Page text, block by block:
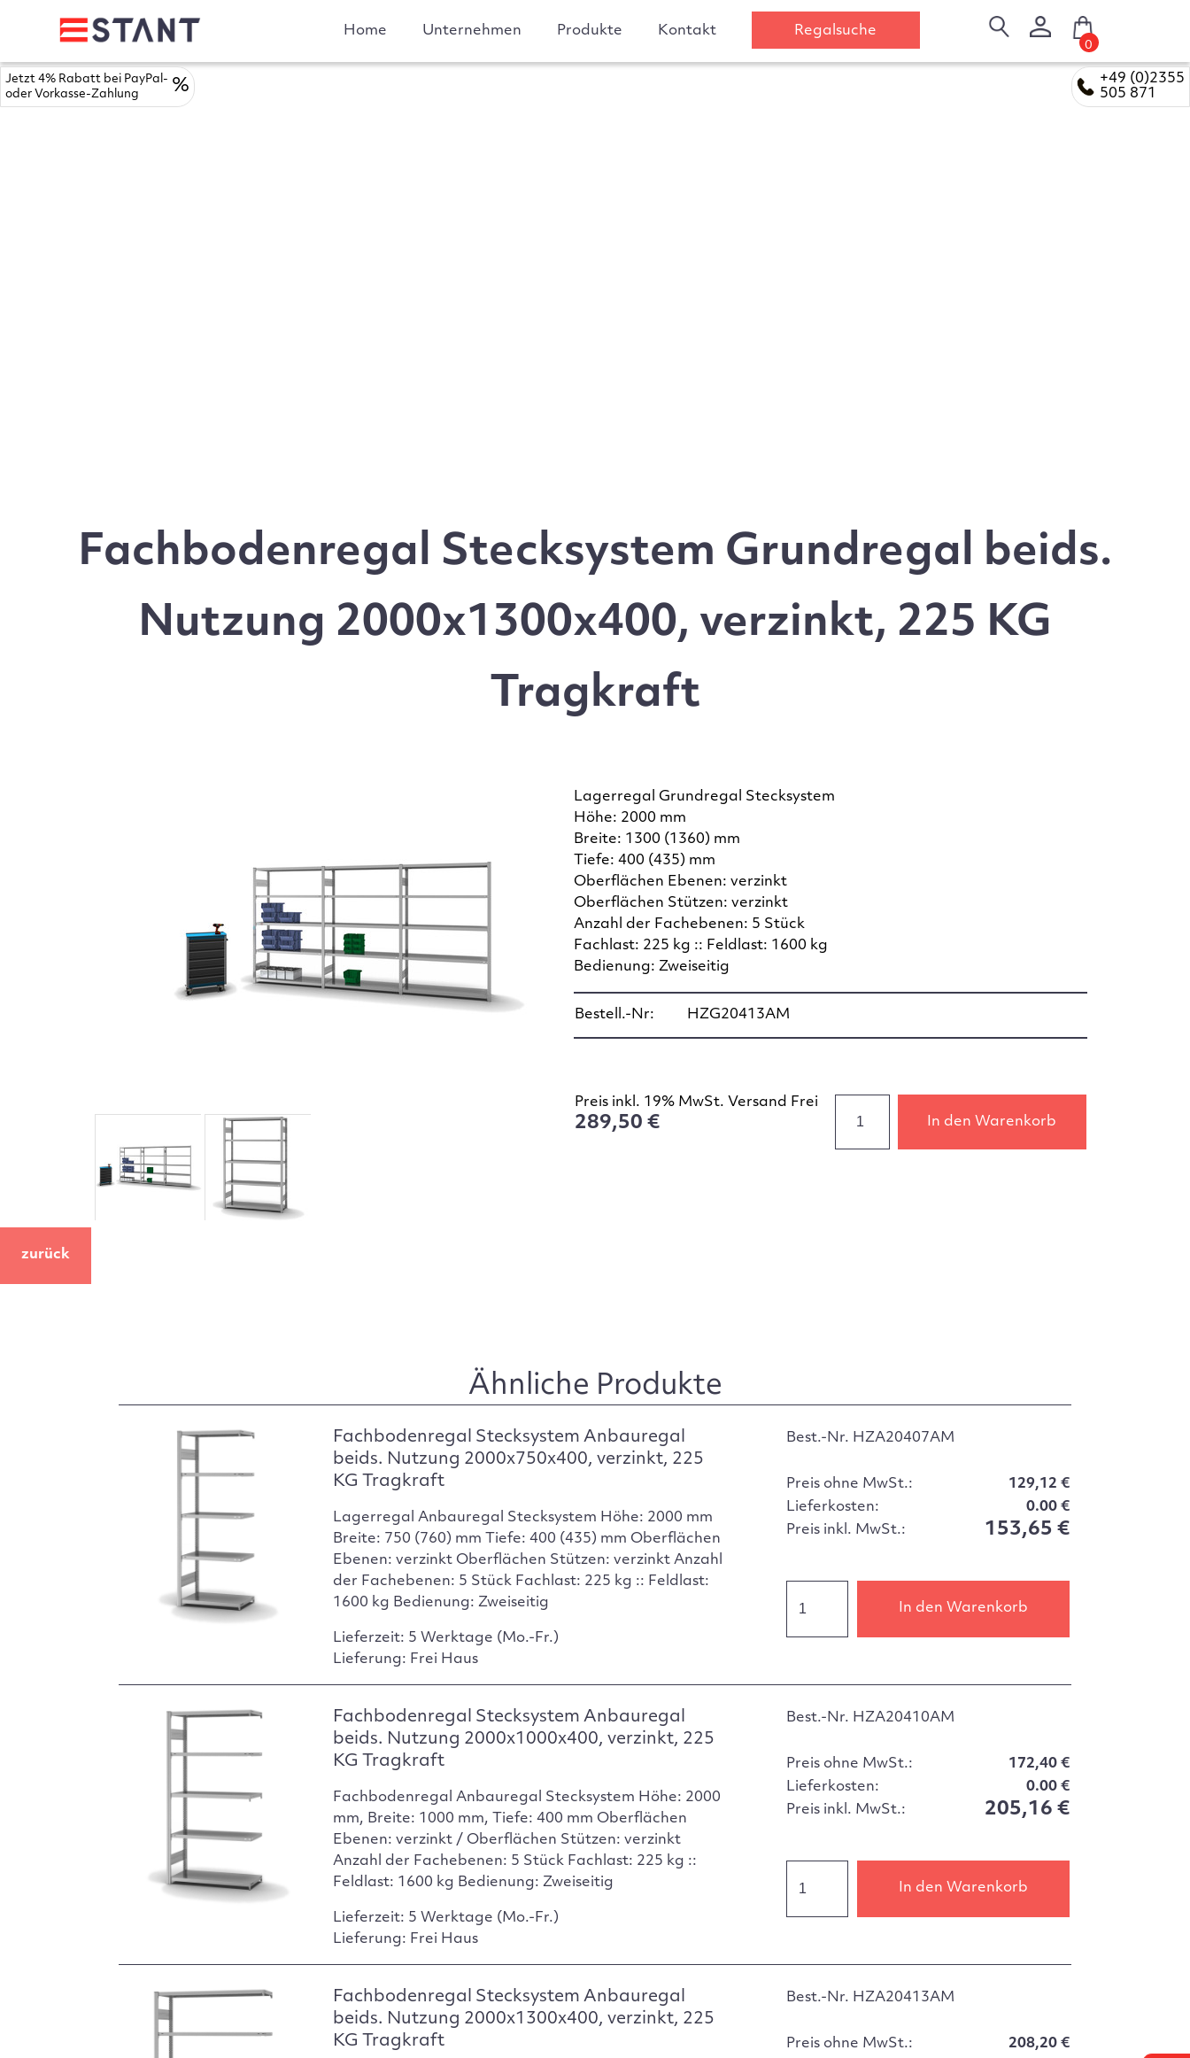
+49 (0)2355
505 871
Jetzt 4% Rabatt bei PayPal-
oder Vorkasse-Zahlung
%
Home Unternehmen Produkte Kontakt Regalsuche
0
Fachbodenregal Stecksystem Grundregal beids.
Nutzung 2000x1300x400, verzinkt, 225 KG
Tragkraft
Lagerregal Grundregal Stecksystem
Höhe: 2000 mm
Breite: 1300 (1360) mm
Tiefe: 400 (435) mm
Oberflächen Ebenen: verzinkt
Oberflächen Stützen: verzinkt
Anzahl der Fachebenen: 5 Stück
Fachlast: 225 kg :: Feldlast: 1600 kg
Bedienung: Zweiseitig
Bestell.-Nr: HZG20413AM
Preis inkl. 19% MwSt. Versand Frei
289,50 € In den Warenkorb
zurück
Ähnliche Produkte
Fachbodenregal Stecksystem Anbauregal
beids. Nutzung 2000x750x400, verzinkt, 225
KG Tragkraft
Lagerregal Anbauregal Stecksystem Höhe: 2000 mm
Breite: 750 (760) mm Tiefe: 400 (435) mm Oberflächen
Ebenen: verzinkt Oberflächen Stützen: verzinkt Anzahl
der Fachebenen: 5 Stück Fachlast: 225 kg :: Feldlast:
1600 kg Bedienung: Zweiseitig
Lieferzeit: 5 Werktage (Mo.-Fr.)
Lieferung: Frei Haus
Best.-Nr. HZA20407AM
Preis ohne MwSt.:
129,12 €
Lieferkosten:
0.00 €
Preis inkl. MwSt.:
153,65 €
In den Warenkorb
Fachbodenregal Stecksystem Anbauregal
beids. Nutzung 2000x1000x400, verzinkt, 225
KG Tragkraft
Fachbodenregal Anbauregal Stecksystem Höhe: 2000
mm, Breite: 1000 mm, Tiefe: 400 mm Oberflächen
Ebenen: verzinkt / Oberflächen Stützen: verzinkt
Anzahl der Fachebenen: 5 Stück Fachlast: 225 kg ::
Feldlast: 1600 kg Bedienung: Zweiseitig
Lieferzeit: 5 Werktage (Mo.-Fr.)
Lieferung: Frei Haus
Best.-Nr. HZA20410AM
Preis ohne MwSt.:
172,40 €
Lieferkosten:
0.00 €
Preis inkl. MwSt.:
205,16 €
In den Warenkorb
Fachbodenregal Stecksystem Anbauregal
beids. Nutzung 2000x1300x400, verzinkt, 225
KG Tragkraft
Best.-Nr. HZA20413AM
Preis ohne MwSt.:
208,20 €